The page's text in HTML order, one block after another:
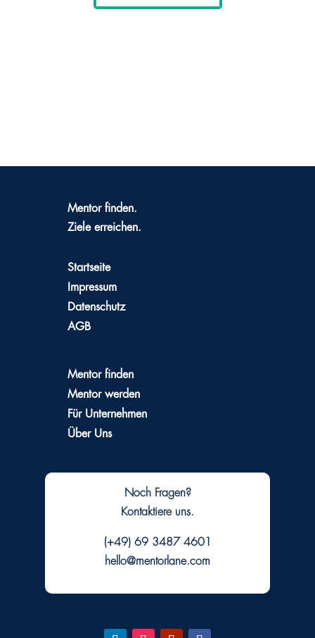
Mentor finden.
Ziele erreichen.
Startseite
Impressum
Datenschutz
AGB
Mentor finden
Mentor werden
Für Unternehmen
Über Uns
Noch Fragen?
Kontaktiere uns.
(+49) 69 3487 4601
hello@mentorlane.com